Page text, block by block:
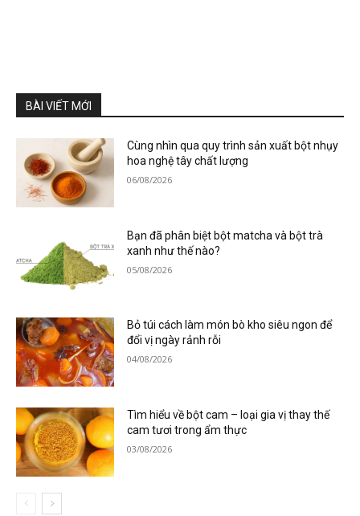
BÀI VIẾT MỚI
Cùng nhìn qua quy trình sản xuất bột nhụy
hoa nghệ tây chất lượng
06/08/2026
Bạn đã phân biệt bột matcha và bột trà
xanh như thế nào?
05/08/2026
Bỏ túi cách làm món bò kho siêu ngon để
đổi vị ngày rảnh rỗi
04/08/2026
Tìm hiểu về bột cam – loại gia vị thay thế
cam tươi trong ẩm thực
03/08/2026